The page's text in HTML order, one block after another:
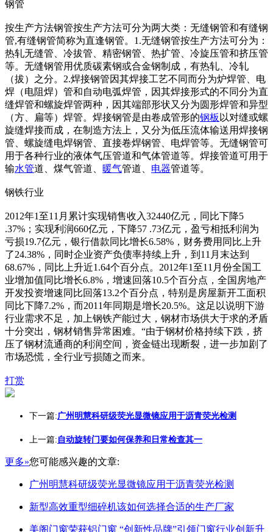
钢管
按生产方法钢管按生产方法可分为两大类：无缝钢管和有缝钢
管,有缝钢管简称为直逢钢管。1.无缝钢管按生产方法可分为：
热轧无缝管、冷拔管、精密钢管、热扩管、冷旋压管和挤压管
等。无缝钢管用优质碳素钢或合金钢制成，有热轧、冷轧
（拔）之分。2.焊接钢管因其焊接工艺不同而分为炉焊管、电
焊（电阻焊）管和自动电弧焊管，因其焊接形式的不同分为直
缝焊管和螺旋焊管两种，因其端部形状又分为圆形焊管和异型
（方、扁等）焊管。焊接钢管是由卷成管形的钢板 以对缝或螺
旋缝焊接而成，在制造方法上，又分为低压流体输送用焊接钢
管、螺旋缝电焊钢管、直接卷焊钢管、电焊管等。无缝钢管可
用于各种行业的液体气压管道和气体管道等。焊接管道可用于
输水管道、煤气管道、 暖气管道、 电器管道等。
钢铁行业
2012年1至11月累计实现销售收入32440亿元，同比下降5
.37%；实现利润660亿元，下降57 .73亿元，盈亏相抵利润为
亏损19.7亿元，银行借款同比增长6.58%，财务费用同比上升
了24.38%，同时企业资产负债率持续上升，到11月末达到
68.67%，同比上升近1.64个百分点。2012年1至11月份全国工
业增加值同比增长6.8%，增速回落10.5个百分点，全国房地产
开发投资增速同比回落13.2个百分点，特别是房屋新开工面积
同比下降7.2%，而2011年同期是增长20.5%。这足以说明下游
行业需求不足，加上钢铁产能过大，钢材市场供大于求的矛盾
十分突出，钢材销售异常困难。“由于钢材价格持续下跌，挤
压了钢材流通商的利润空间，资金链出现断裂，进一步加剧了
市场恐慌，全行业亏损随之而来。
打赏
下一篇:广州明慧科研级荧光显微镜应用于沥青荧光检测
上一篇: 自动旋转门要如何保养和日常检查其一
更多»您可能感兴趣的文章:
广州明慧科研级荧光显微镜应用于沥青荧光检测
新型高效重型细碎机该如何选择合适的生产厂家
美阁门窗荣获铝门窗 “创新性品牌”引领门窗行业创新升